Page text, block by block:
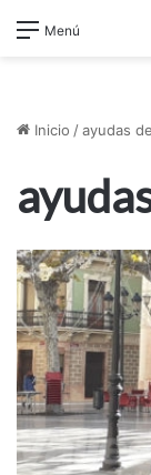
Menú
Inicio /ayudas